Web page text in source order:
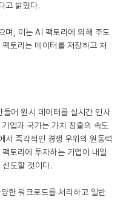
고 밝혔다.
며, 이는 AI 팩토리에 의해 주도
토리는 데이터를 저장하고 처
어 원시 데이터를 실시간 인사
업과 국가는 가치 창출의 속도
서 즉각적인 경쟁 우위의 원동력
토리에 투자하는 기업이 내일
도할 것이다.
한 워크로드를 처리하고 일반